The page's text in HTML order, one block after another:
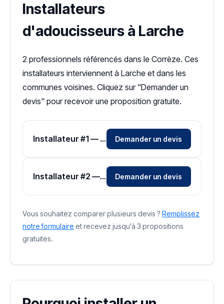
Installateurs
d'adoucisseurs à Larche
2 professionnels référencés dans le Corrèze. Ces
installateurs interviennent à Larche et dans les
communes voisines. Cliquez sur "Demander un
devis" pour recevoir une proposition gratuite.
Installateur #1 — Zone Corrèze Demander un devis
Installateur #2 — Zone Corrèze Demander un devis
Vous souhaitez comparer plusieurs devis ? Remplissez
notre formulaire et recevez jusqu'à 3 propositions
gratuites.